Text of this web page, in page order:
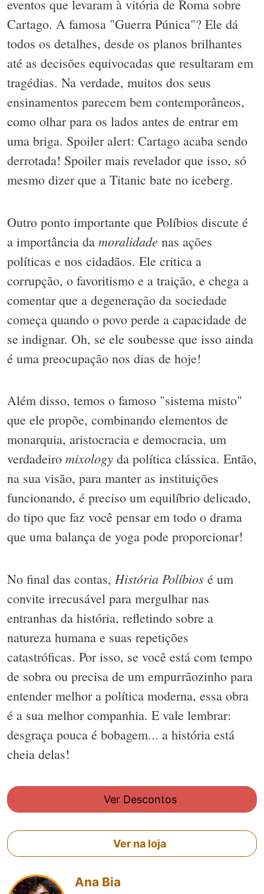
eventos que levaram à vitória de Roma sobre
Cartago. A famosa "Guerra Púnica"? Ele dá
todos os detalhes, desde os planos brilhantes
até as decisões equivocadas que resultaram em
tragédias. Na verdade, muitos dos seus
ensinamentos parecem bem contemporâneos,
como olhar para os lados antes de entrar em
uma briga. Spoiler alert: Cartago acaba sendo
derrotada! Spoiler mais revelador que isso, só
mesmo dizer que a Titanic bate no iceberg.
Outro ponto importante que Políbios discute é
a importância da moralidade nas ações
políticas e nos cidadãos. Ele critica a
corrupção, o favoritismo e a traição, e chega a
comentar que a degeneração da sociedade
começa quando o povo perde a capacidade de
se indignar. Oh, se ele soubesse que isso ainda
é uma preocupação nos dias de hoje!
Além disso, temos o famoso "sistema misto"
que ele propõe, combinando elementos de
monarquia, aristocracia e democracia, um
verdadeiro mixology da política clássica. Então,
na sua visão, para manter as instituições
funcionando, é preciso um equilíbrio delicado,
do tipo que faz você pensar em todo o drama
que uma balança de yoga pode proporcionar!
No final das contas, História Políbios é um
convite irrecusável para mergulhar nas
entranhas da história, refletindo sobre a
natureza humana e suas repetições
catastróficas. Por isso, se você está com tempo
de sobra ou precisa de um empurrãozinho para
entender melhor a política moderna, essa obra
é a sua melhor companhia. E vale lembrar:
desgraça pouca é bobagem... a história está
cheia delas!
Ver Descontos
Ver na loja
Ana Bia